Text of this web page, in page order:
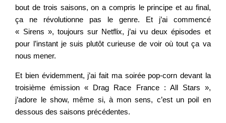
bout de trois saisons, on a compris le principe et au final,
ça ne révolutionne pas le genre. Et j’ai commencé
« Sirens », toujours sur Netflix, j’ai vu deux épisodes et
pour l’instant je suis plutôt curieuse de voir où tout ça va
nous mener.
Et bien évidemment, j’ai fait ma soirée pop-corn devant la
troisième émission « Drag Race France : All Stars »,
j’adore le show, même si, à mon sens, c’est un poil en
dessous des saisons précédentes.